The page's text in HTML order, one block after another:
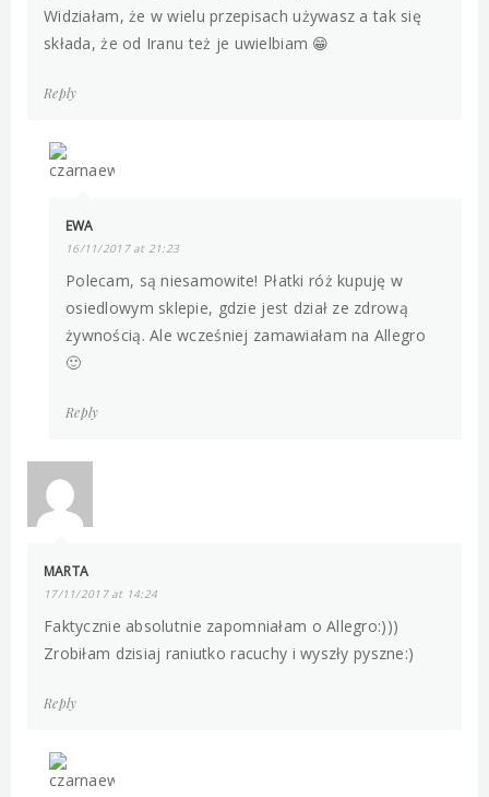
Widziałam, że w wielu przepisach używasz a tak się
składa, że od Iranu też je uwielbiam 😁
Reply
EWA
16/11/2017 at 21:23
Polecam, są niesamowite! Płatki róż kupuję w
osiedlowym sklepie, gdzie jest dział ze zdrową
żywnością. Ale wcześniej zamawiałam na Allegro
🙂
Reply
MARTA
17/11/2017 at 14:24
Faktycznie absolutnie zapomniałam o Allegro:)))
Zrobiłam dzisiaj raniutko racuchy i wyszły pyszne:)
Reply